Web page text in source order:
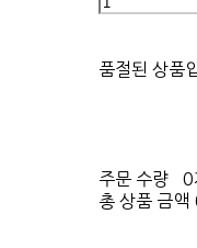
품절된 상품
주문 수량
0
총 상품 금액